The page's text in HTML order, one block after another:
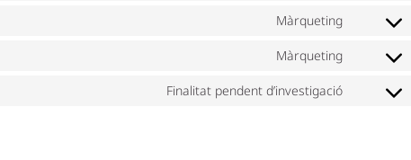
Màrqueting
Màrqueting
Finalitat pendent d’investigació